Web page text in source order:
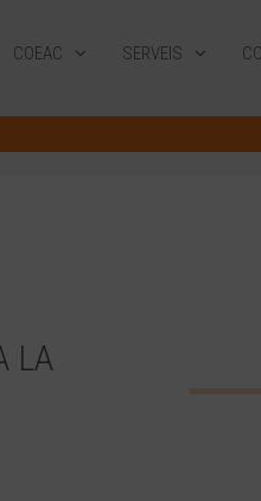
COEAC SERVEIS
LA